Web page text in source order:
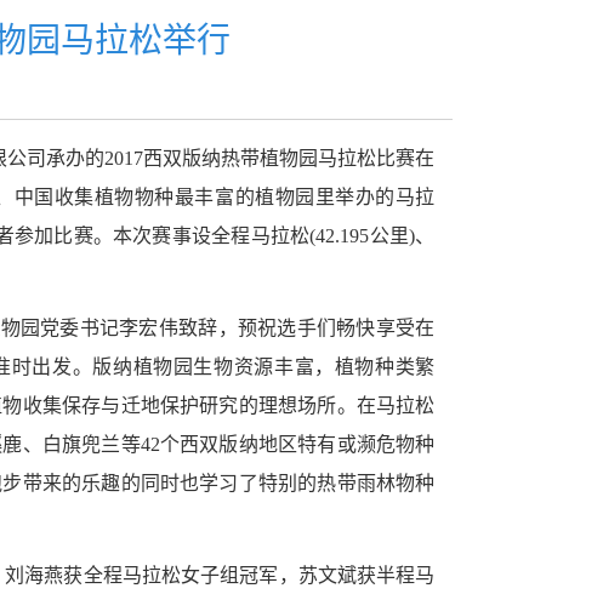
园马拉松举行
公司承办的2017西双版纳热带植物园马拉松比赛在
中国收集植物物种最丰富的植物园里举办的马拉
参加比赛。本次赛事设全程马拉松(42.195公里)、
园党委书记李宏伟致辞，预祝选手们畅快享受在
时出发。版纳植物园生物资源丰富，植物种类繁
收集保存与迁地保护研究的理想场所。在马拉松
、白旗兜兰等42个西双版纳地区特有或濒危物种
带来的乐趣的同时也学习了特别的热带雨林物种
海燕获全程马拉松女子组冠军，苏文斌获半程马